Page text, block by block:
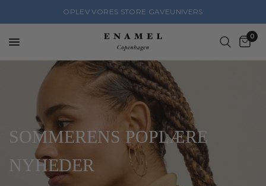
FÅ 10% RABAT PÅ DIN FØRSTE ORDRE
0
SOMMERENS POPLÆRE
NYHEDER